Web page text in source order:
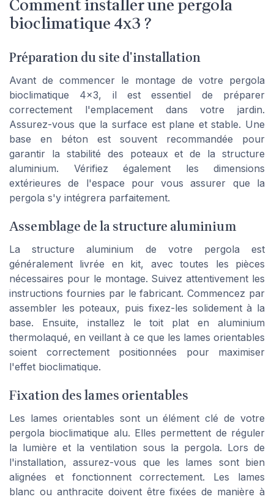
Comment installer une pergola
bioclimatique 4x3 ?
Préparation du site d'installation
Avant de commencer le montage de votre pergola
bioclimatique 4x3, il est essentiel de préparer
correctement l'emplacement dans votre jardin.
Assurez-vous que la surface est plane et stable. Une
base en béton est souvent recommandée pour
garantir la stabilité des poteaux et de la structure
aluminium. Vérifiez également les dimensions
extérieures de l'espace pour vous assurer que la
pergola s'y intégrera parfaitement.
Assemblage de la structure aluminium
La structure aluminium de votre pergola est
généralement livrée en kit, avec toutes les pièces
nécessaires pour le montage. Suivez attentivement les
instructions fournies par le fabricant. Commencez par
assembler les poteaux, puis fixez-les solidement à la
base. Ensuite, installez le toit plat en aluminium
thermolaqué, en veillant à ce que les lames orientables
soient correctement positionnées pour maximiser
l'effet bioclimatique.
Fixation des lames orientables
Les lames orientables sont un élément clé de votre
pergola bioclimatique alu. Elles permettent de réguler
la lumière et la ventilation sous la pergola. Lors de
l'installation, assurez-vous que les lames sont bien
alignées et fonctionnent correctement. Les lames
blanc ou anthracite doivent être fixées de manière à